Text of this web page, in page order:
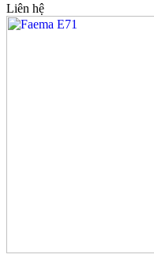
Liên hệ